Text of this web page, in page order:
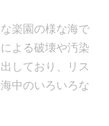
楽園の様な海で
よる破壊や汚染
しており、リス
中のいろいろな